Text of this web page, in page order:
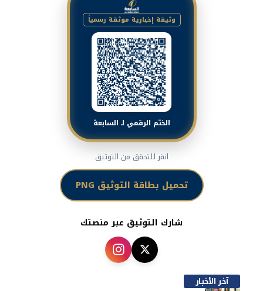
وثيقة إخبارية موثقة رسمياً
الختم الرقمي لـ السابعة
انقر للتحقق من التوثيق
تحميل بطاقة التوثيق PNG
شارك التوثيق عبر منصتك
آخر الأخبار